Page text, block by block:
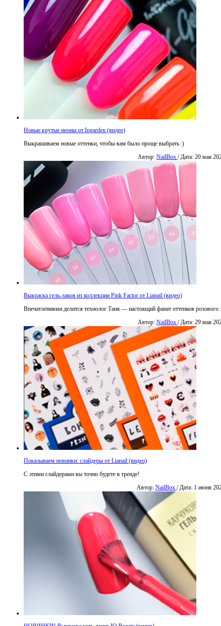
Новые крутые неоны от Ingarden (видео)
Выкрашиваем новые оттенки, чтобы вам было проще выбрать :)
Автор: NailBox / Дата: 20 мая
Выкраска гель-лаков из коллекции Pink Factor от Lianail (видео)
Впечатлениями делится технолог Таня — настоящий фанат оттенков розового
Автор: NailBox / Дата: 29 мая
Показываем новинки: слайдеры от Lianail (видео)
С этими слайдерами вы точно будете в тренде!
Автор: NailBox / Дата: 1 июня